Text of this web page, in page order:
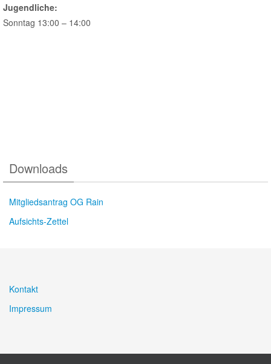
Jugendliche:
Sonntag 13:00 – 14:00
Downloads
Mitgliedsantrag OG Rain
Aufsichts-Zettel
Kontakt
Impressum